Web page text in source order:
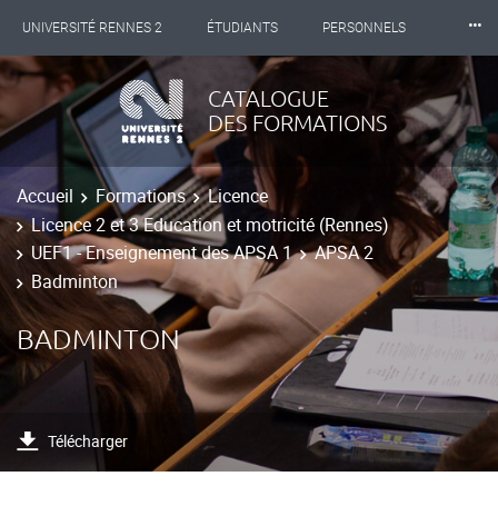
UNIVERSITÉ RENNES 2 ÉTUDIANTS PERSONNELS
INTERNATIONAL PROFESSIONNELS BIBLIOTHÈQUES
LES NOUVELLES DE RENNES 2
⸱⸱⸱
CATALOGUE
DES FORMATIONS
Accueil Formations
Licence
Licence 2 et 3 Education et motricité (Rennes)
UEF1 - Enseignement des APSA 1
APSA 2
Badminton
BADMINTON
Télécharger